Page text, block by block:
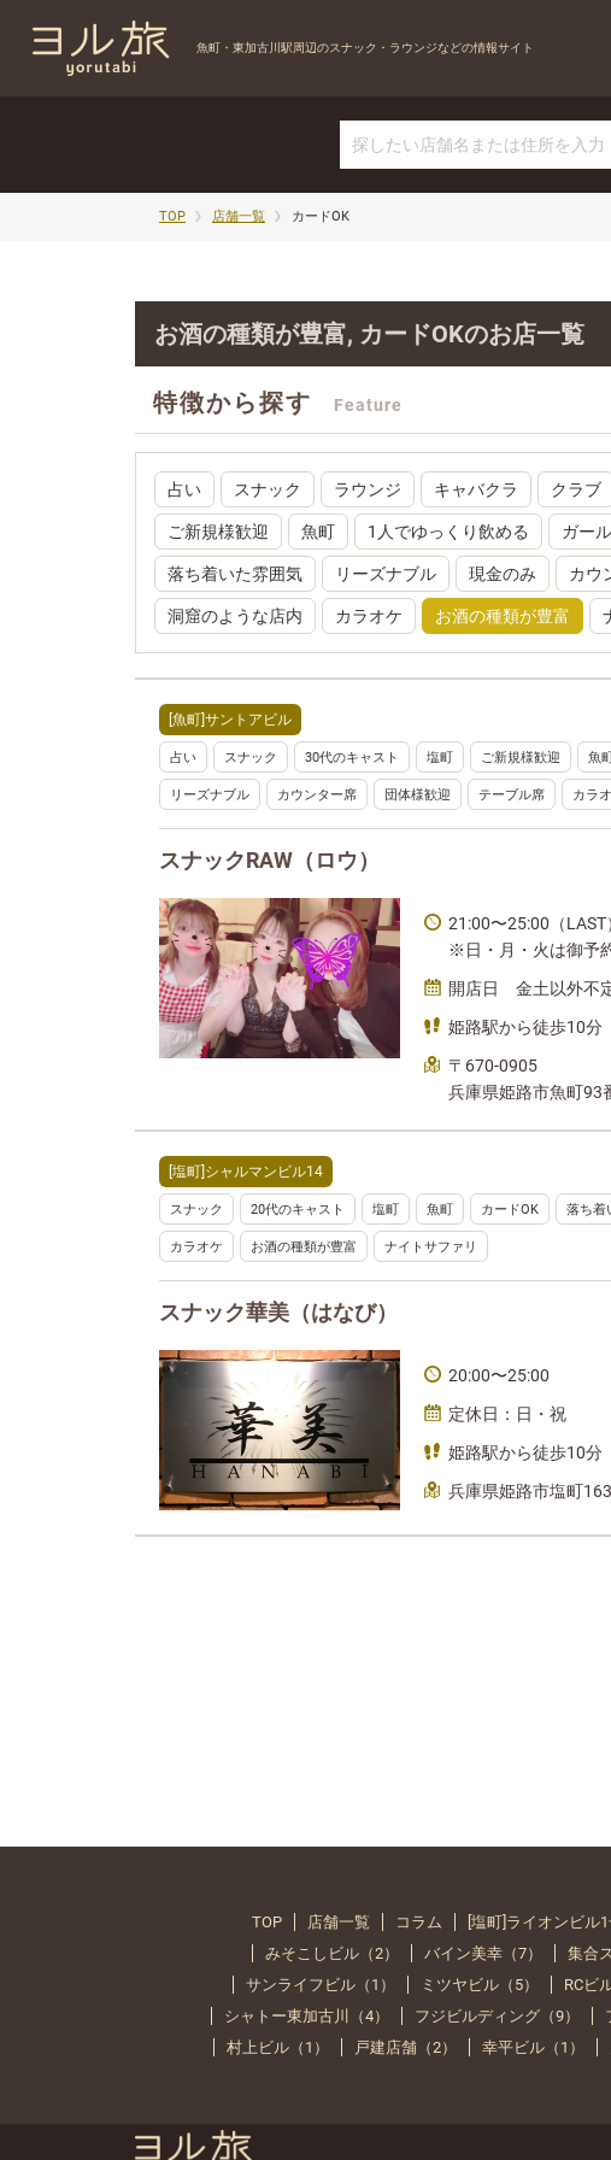
魚町・東加古川駅周辺のスナック・ラウンジなどの情報サイト
TOP 店舗一覧 カードOK
お酒の種類が豊富, カードOKのお店一覧
特徴から探す Feature
占い スナック ラウンジ キャバクラ クラブ
ご新規様歓迎 魚町 1人でゆっくり飲める ガー
落ち着いた雰囲気 リーズナブル 現金のみ カウ
洞窟のような店内 カラオケ お酒の種類が豊富
[魚町]サントアビル
占い スナック 30代のキャスト 塩町 ご新規様歓迎 魚
リーズナブル カウンター席 団体様歓迎 テーブル席 カラ
スナックRAW（ロウ）
21:00〜25:00（LAST
※日・月・火は御予
開店日 金土以外不
姫路駅から徒歩10分
〒670-0905
兵庫県姫路市魚町93
[塩町]シャルマンビル14
スナック 20代のキャスト 塩町 魚町 カードOK 落ち着
カラオケ お酒の種類が豊富 ナイトサファリ
スナック華美（はなび）
20:00〜25:00
定休日：日・祝
姫路駅から徒歩10分
兵庫県姫路市塩町
TOP 店舗一覧 コラム [塩町]ライオンビル1
みそこしビル（2）
バイン美幸（7） 集合
サンライフビル（1）
ミツヤビル（5） RCビ
シャトー東加古川（4）
フジビルディング（9）
村上ビル（1）
戸建店舗（2） 幸平ビル（1）